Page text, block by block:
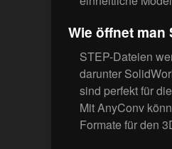
Wie öffnet man
STEP-Dateien
darunter
sind perfekt für
Mit AnyConv
Formate für den